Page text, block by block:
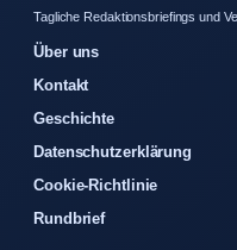
Tagliche Redaktionsbriefings und
Über uns
Kontakt
Geschichte
Datenschutzerklärung
Cookie-Richtlinie
Rundbrief